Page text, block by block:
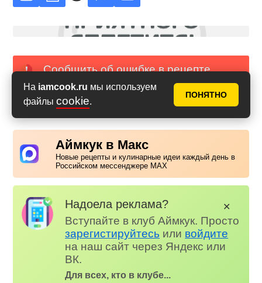
На iamcook.ru мы используем
файлы cookie.
ПОНЯТНО
Сообщить об ошибке в рецепте
PDF с фото PDF без фото
Аймкук в Макс
Новые рецепты и кулинарные идеи каждый день в
Российском мессенджере MAX
Надоела реклама?
Вступайте в клуб Аймкук. Просто
зарегистируйтесь или войдите
на наш сайт через Яндекс или
ВК.
Для всех, кто в клубе...
✕